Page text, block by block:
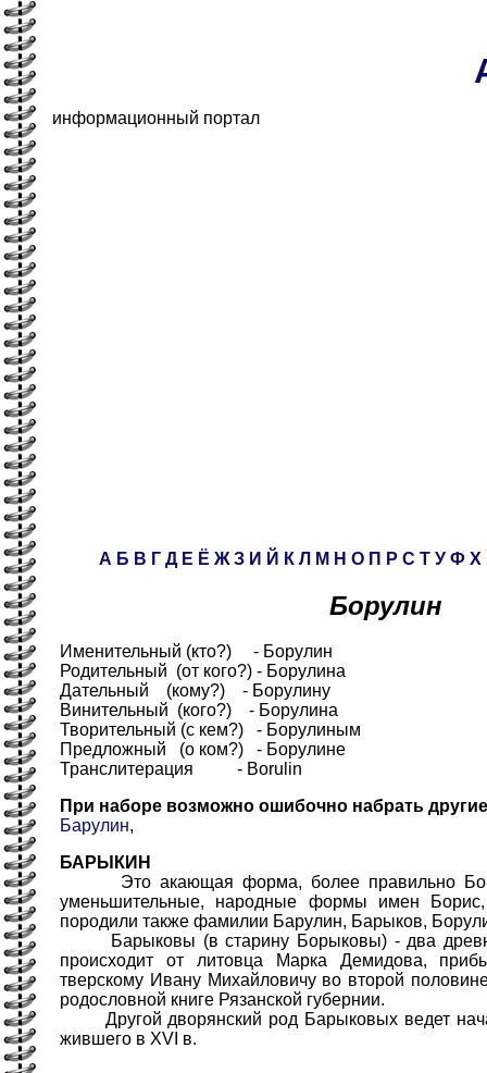
информационный портал
А Б В Г Д Е Ё Ж З И Й К Л М Н О П Р С Т У Ф Х
Борулин
Именительный (кто?) - Борулин
Родительный (от кого?) - Борулина
Дательный (кому?) - Борулину
Винительный (кого?) - Борулина
Творительный (с кем?) - Борулиным
Предложный (о ком?) - Борулине
Транслитерация - Borulin
При наборе возможно ошибочно набрать
Барулин,
БАРЫКИН
Это акающая форма, более правильно
уменьшительные, народные формы имен
породили также фамилии Барулин, Барыков,
Барыковы (в старину Борыковы) - два
происходит от литовца Марка Демидова,
тверскому Ивану Михайловичу во второй
родословной книге Рязанской губернии.
Другой дворянский род Барыковых ведет
жившего в XVI в.